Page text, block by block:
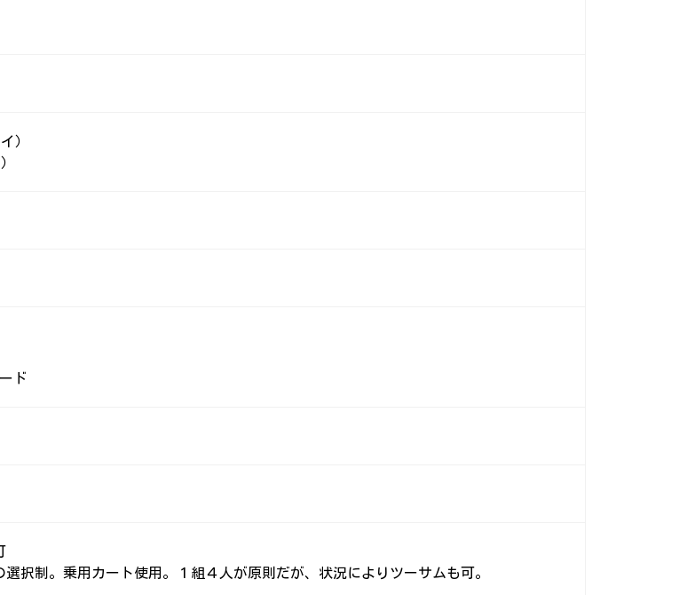
）
ド
択制。乗用カート使用。１組４人が原則だが、状況によりツーサムも可。